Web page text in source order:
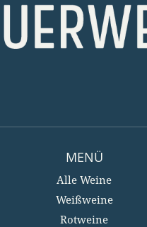
MENÜ
Alle Weine
Weißweine
Rotweine